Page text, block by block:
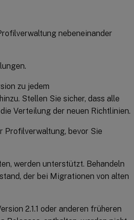
nebeneinander
zu jedem
Stellen Sie sicher, dass alle
Verteilung der neuen Richtlinien.
Profilverwaltung, bevor Sie
werden unterstützt. Behandeln
der bei Migrationen von alten
2.1.1 oder anderen früheren